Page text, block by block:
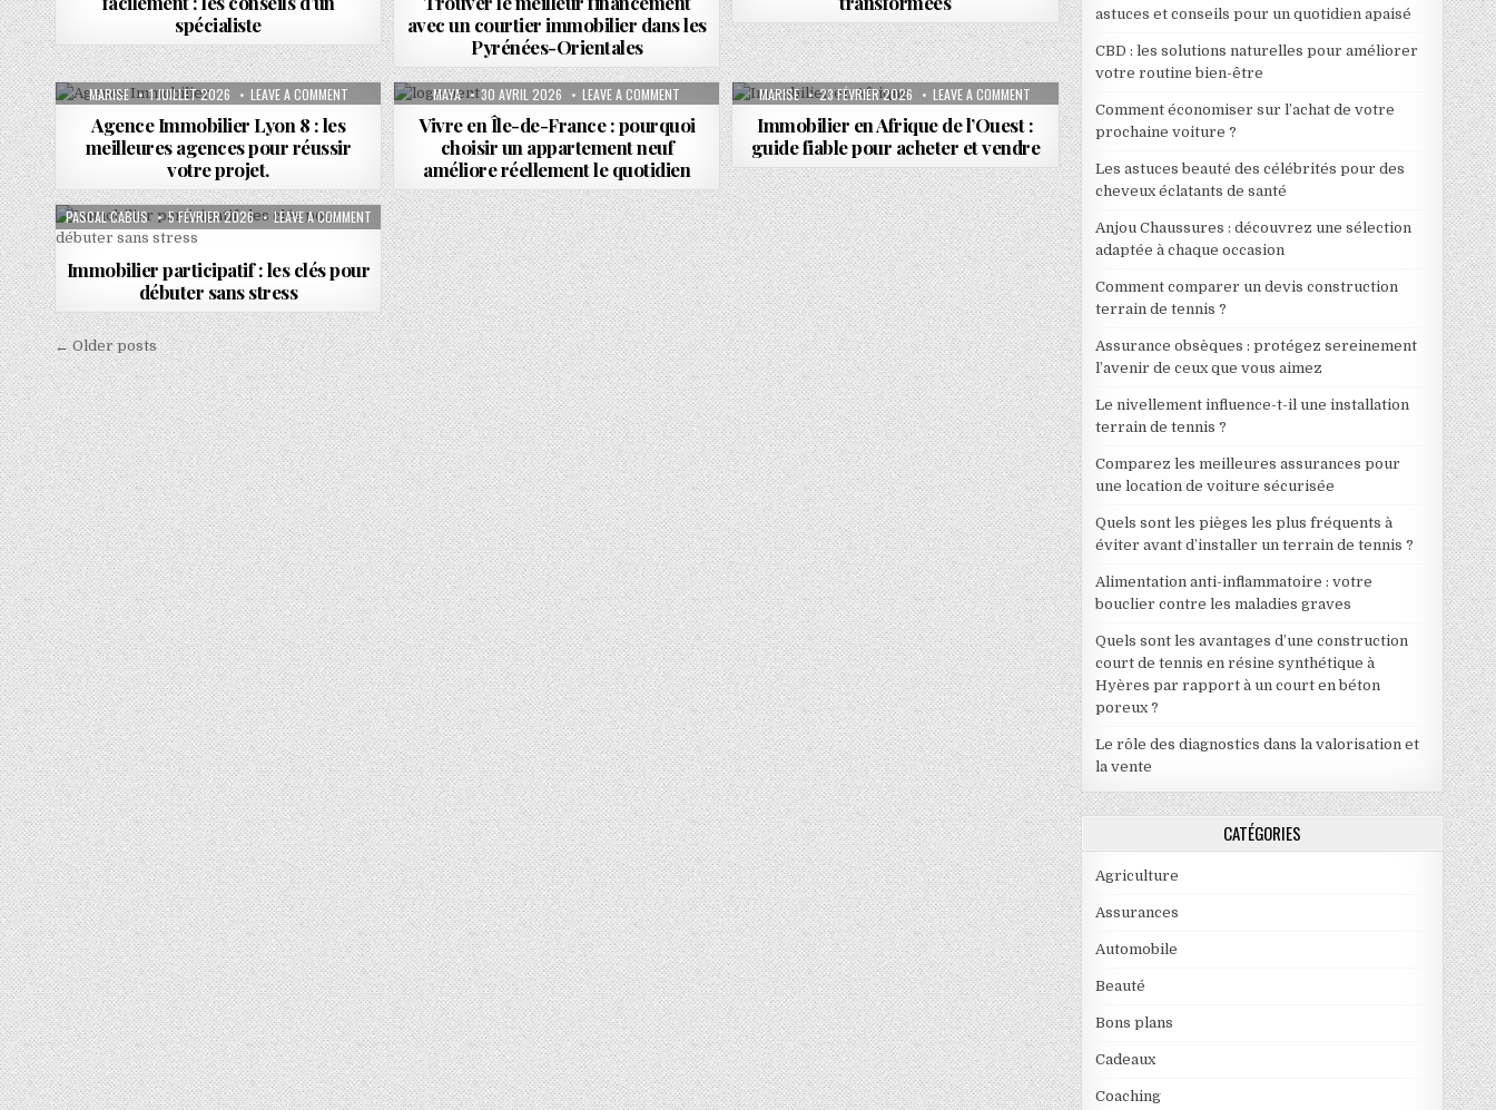
spécialiste
avec un courtier immobilier dans les
Pyrénées-Orientales
AUTHOR:
MARISE PUBLISHED DATE:
1 JUILLET 2026 LEAVE A COMMENTON AGENCE IMMOBILIER LYON 8 : LES MEILLEURES AGENCES POUR RÉUSSIR VOTRE PROJET.
Agence Immobilier Lyon 8 : les
meilleures agences pour réussir
votre projet.
AUTHOR:
MAYA PUBLISHED DATE:
30 AVRIL 2026 LEAVE A COMMENT ON VIVRE EN ÎLE-DE-FRANCE : POURQUOI CHOISIR UN APPARTEMENT NEUF AMÉLIORE RÉELLEMENT LE QUOTIDIEN
Vivre en Île-de-France : pourquoi
choisir un appartement neuf
améliore réellement le quotidien
AUTHOR:
MARISE PUBLISHED DATE:
23 FÉVRIER 2026 LEAVE A COMMENT ON IMMOBILIER EN AFRIQUE DE L’OUEST : GUIDE FIABLE POUR ACHETER ET VENDRE
Immobilier en Afrique de l’Ouest :
guide fiable pour acheter et vendre
AUTHOR:
PASCAL CABUS PUBLISHED DATE:
5 FÉVRIER 2026 LEAVE A COMMENTON IMMOBILIER PARTICIPATIF : LES CLÉS POUR DÉBUTER SANS STRESS
Immobilier participatif : les clés pour
débuter sans stress
Navigation des articles
← Older posts
astuces et conseils pour un quotidien apaisé
CBD : les solutions naturelles pour améliorer
votre routine bien-être
Comment économiser sur l’achat de votre
prochaine voiture ?
Les astuces beauté des célébrités pour des
cheveux éclatants de santé
Anjou Chaussures : découvrez une sélection
adaptée à chaque occasion
Comment comparer un devis construction
terrain de tennis ?
Assurance obsèques : protégez sereinement
l’avenir de ceux que vous aimez
Le nivellement influence-t-il une installation
terrain de tennis ?
Comparez les meilleures assurances pour
une location de voiture sécurisée
Quels sont les pièges les plus fréquents à
éviter avant d’installer un terrain de tennis ?
Alimentation anti-inflammatoire : votre
bouclier contre les maladies graves
Quels sont les avantages d’une construction
court de tennis en résine synthétique à
Hyères par rapport à un court en béton
poreux ?
Le rôle des diagnostics dans la valorisation et
la vente
CATÉGORIES
Agriculture
Assurances
Automobile
Beauté
Bons plans
Cadeaux
Coaching